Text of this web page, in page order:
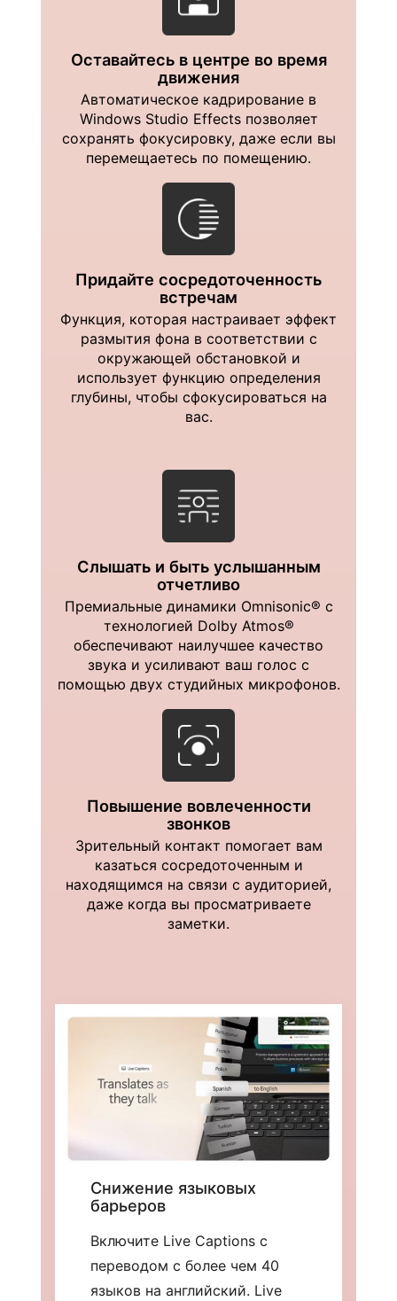
Оставайтесь в центре во время
движения
Автоматическое кадрирование в
Windows Studio Effects позволяет
сохранять фокусировку, даже если вы
перемещаетесь по помещению.
Придайте сосредоточенность
встречам
Функция, которая настраивает эффект
размытия фона в соответствии с
окружающей обстановкой и
использует функцию определения
глубины, чтобы сфокусироваться на
вас.
Слышать и быть услышанным
отчетливо
Премиальные динамики Omnisonic® с
технологией Dolby Atmos®
обеспечивают наилучшее качество
звука и усиливают ваш голос с
помощью двух студийных микрофонов.
Повышение вовлеченности
звонков
Зрительный контакт помогает вам
казаться сосредоточенным и
находящимся на связи с аудиторией,
даже когда вы просматриваете
заметки.
Снижение языковых
барьеров
Включите Live Captions с
переводом с более чем 40
языков на английский. Live